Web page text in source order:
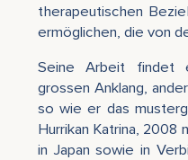
therapeutischen
ermöglichen, die von
Seine Arbeit findet
grossen Anklang,
so wie er das
Hurrikan Katrina, 2008
in Japan sowie in